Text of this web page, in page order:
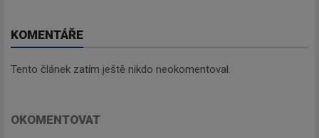
KOMENTÁŘE
Tento článek zatím ještě nikdo neokomentoval.
OKOMENTOVAT